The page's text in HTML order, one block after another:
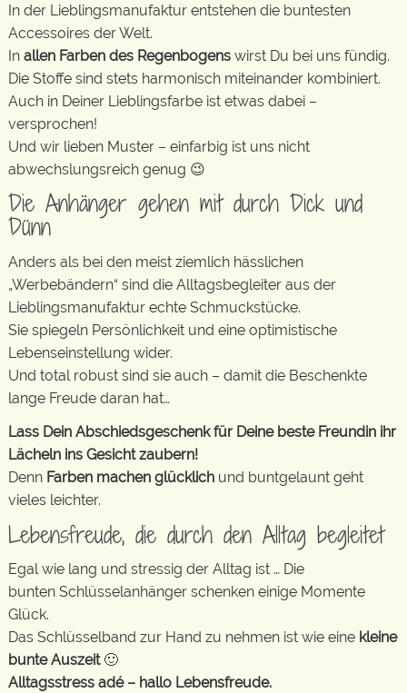
In der Lieblingsmanufaktur entstehen die buntesten
Accessoires der Welt.
In allen Farben des Regenbogens wirst Du bei uns fündig.
Die Stoffe sind stets harmonisch miteinander kombiniert.
Auch in Deiner Lieblingsfarbe ist etwas dabei –
versprochen!
Und wir lieben Muster – einfarbig ist uns nicht
abwechslungsreich genug 😉
Die Anhänger gehen mit durch Dick und
Dünn
Anders als bei den meist ziemlich hässlichen
„Werbebändern“ sind die Alltagsbegleiter aus der
Lieblingsmanufaktur echte Schmuckstücke.
Sie spiegeln Persönlichkeit und eine optimistische
Lebenseinstellung wider.
Und total robust sind sie auch – damit die Beschenkte
lange Freude daran hat…
Lass Dein Abschiedsgeschenk für Deine beste Freundin ihr
Lächeln ins Gesicht zaubern!
Denn Farben machen glücklich und buntgelaunt geht
vieles leichter.
Lebensfreude, die durch den Alltag begleitet
Egal wie lang und stressig der Alltag ist … Die
bunten Schlüsselanhänger schenken einige Momente
Glück.
Das Schlüsselband zur Hand zu nehmen ist wie eine kleine
bunte Auszeit🙂
Alltagsstress adé – hallo Lebensfreude.